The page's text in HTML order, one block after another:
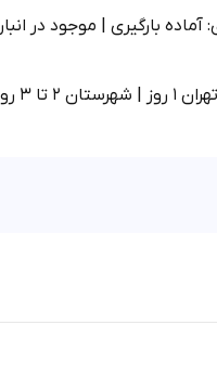
بارگیری | موجود در انبار
2 تا 3 روز